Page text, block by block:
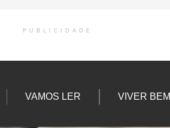
PUBLICIDADE
VAMOS LER VIVER BEM